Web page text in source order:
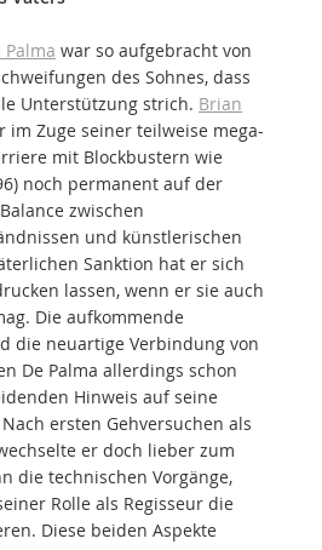
Palma war so aufgebracht von
des Sohnes, dass
Unterstützung strich. Brian
im Zuge seiner teilweise mega-
mit Blockbustern wie
noch permanent auf der
zwischen
und künstlerischen
Sanktion hat er sich
lassen, wenn er sie auch
Die aufkommende
die neuartige Verbindung von
De Palma allerdings schon
Hinweis auf seine
ersten Gehversuchen als
er doch lieber zum
die technischen Vorgänge,
Rolle als Regisseur die
Diese beiden Aspekte